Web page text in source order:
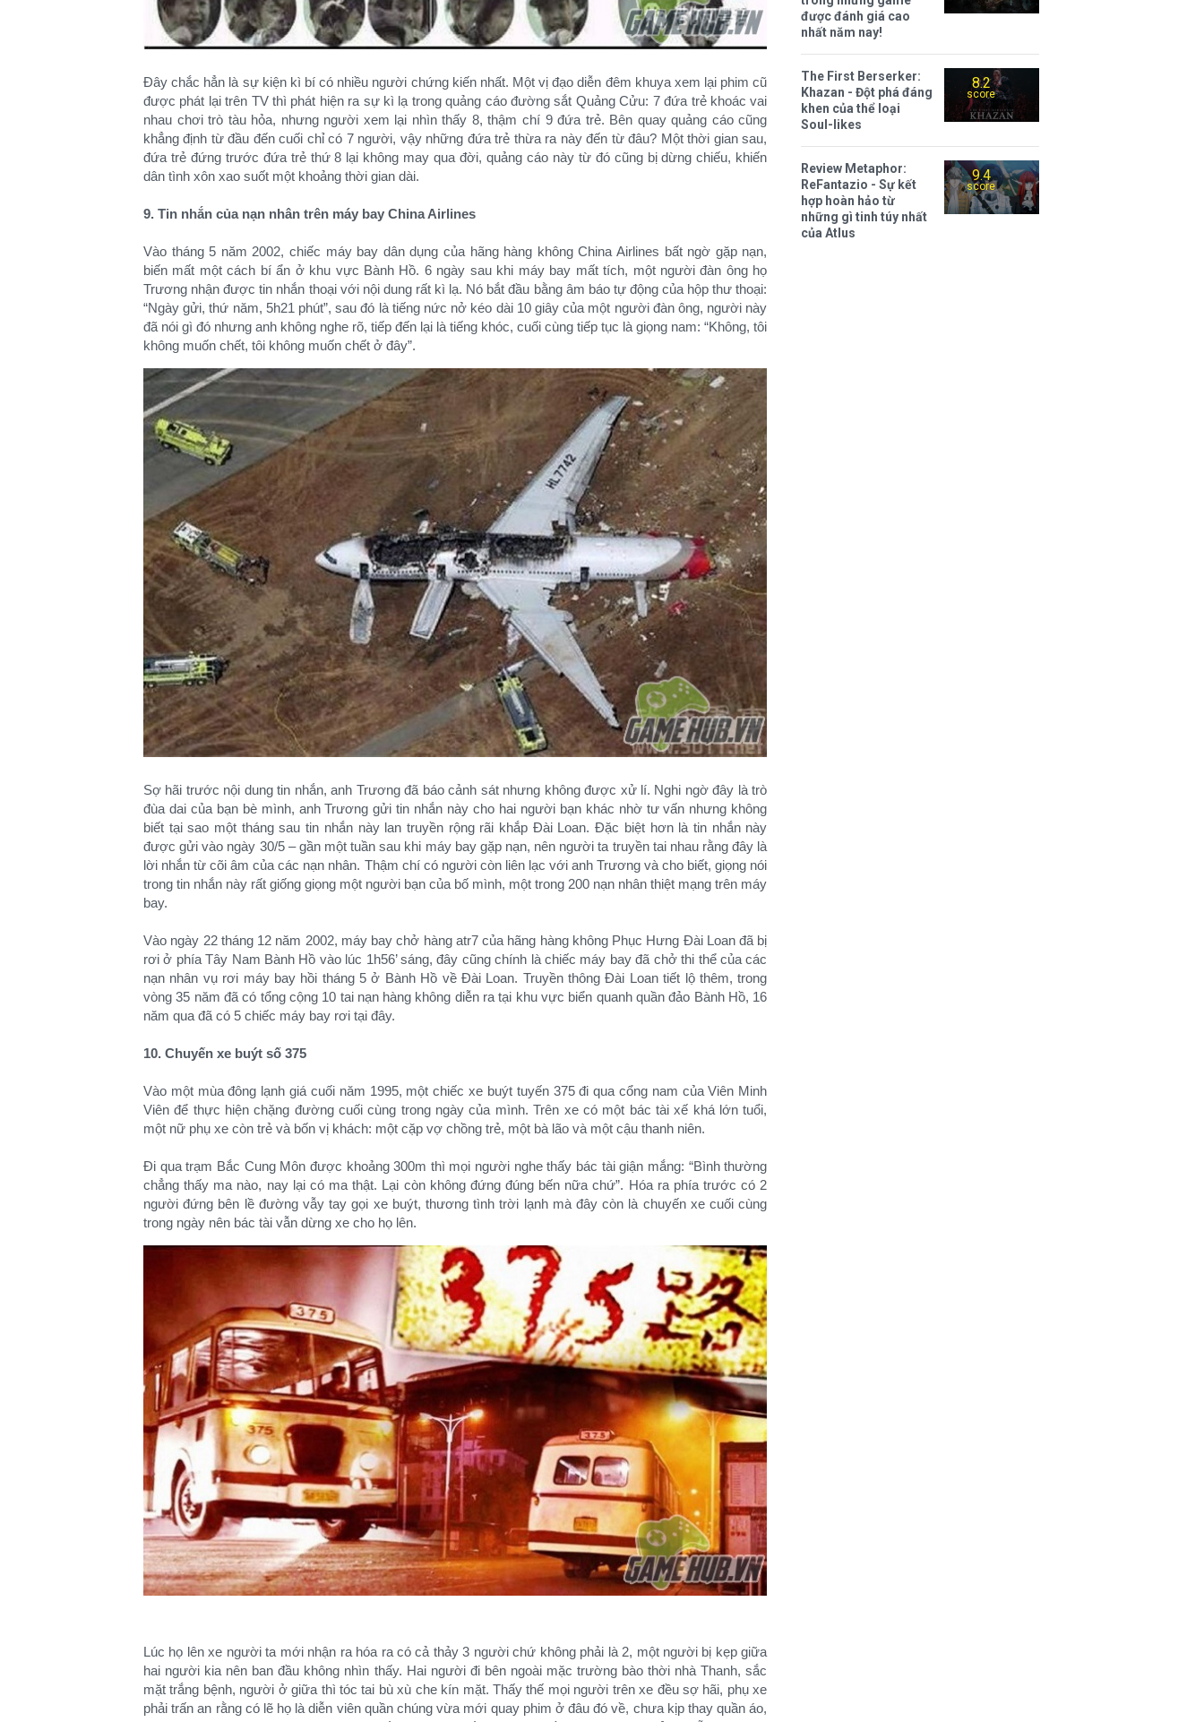
Đây chắc hẳn là sự kiện kì bí có nhiều người chứng kiến nhất. Một vị đạo diễn đêm khuya xem lại phim cũ
được phát lại trên TV thì phát hiện ra sự kì lạ trong quảng cáo đường sắt Quảng Cửu: 7 đứa trẻ khoác vai
nhau chơi trò tàu hỏa, nhưng người xem lại nhìn thấy 8, thậm chí 9 đứa trẻ. Bên quay quảng cáo cũng
khẳng định từ đầu đến cuối chỉ có 7 người, vậy những đứa trẻ thừa ra này đến từ đâu? Một thời gian sau,
đứa trẻ đứng trước đứa trẻ thứ 8 lại không may qua đời, quảng cáo này từ đó cũng bị dừng chiếu, khiến
dân tình xôn xao suốt một khoảng thời gian dài.
9. Tin nhắn của nạn nhân trên máy bay China Airlines
Vào tháng 5 năm 2002, chiếc máy bay dân dụng của hãng hàng không China Airlines bất ngờ gặp nạn,
biến mất một cách bí ẩn ở khu vực Bành Hồ. 6 ngày sau khi máy bay mất tích, một người đàn ông họ
Trương nhận được tin nhắn thoại với nội dung rất kì lạ. Nó bắt đầu bằng âm báo tự động của hộp thư thoại:
“Ngày gửi, thứ năm, 5h21 phút”, sau đó là tiếng nức nở kéo dài 10 giây của một người đàn ông, người này
đã nói gì đó nhưng anh không nghe rõ, tiếp đến lại là tiếng khóc, cuối cùng tiếp tục là giọng nam: “Không, tôi
không muốn chết, tôi không muốn chết ở đây”.​
Sợ hãi trước nội dung tin nhắn, anh Trương đã báo cảnh sát nhưng không được xử lí. Nghi ngờ đây là trò
đùa dai của bạn bè mình, anh Trương gửi tin nhắn này cho hai người bạn khác nhờ tư vấn nhưng không
biết tại sao một tháng sau tin nhắn này lan truyền rộng rãi khắp Đài Loan. Đặc biệt hơn là tin nhắn này
được gửi vào ngày 30/5 – gần một tuần sau khi máy bay gặp nạn, nên người ta truyền tai nhau rằng đây là
lời nhắn từ cõi âm của các nạn nhân. Thậm chí có người còn liên lạc với anh Trương và cho biết, giọng nói
trong tin nhắn này rất giống giọng một người bạn của bố mình, một trong 200 nạn nhân thiệt mạng trên máy
bay.
Vào ngày 22 tháng 12 năm 2002, máy bay chở hàng atr7 của hãng hàng không Phục Hưng Đài Loan đã bị
rơi ở phía Tây Nam Bành Hồ vào lúc 1h56’ sáng, đây cũng chính là chiếc máy bay đã chở thi thể của các
nạn nhân vụ rơi máy bay hồi tháng 5 ở Bành Hồ về Đài Loan. Truyền thông Đài Loan tiết lộ thêm, trong
vòng 35 năm đã có tổng cộng 10 tai nạn hàng không diễn ra tại khu vực biển quanh quần đảo Bành Hồ, 16
năm qua đã có 5 chiếc máy bay rơi tại đây.
10. Chuyến xe buýt số 375
Vào một mùa đông lạnh giá cuối năm 1995, một chiếc xe buýt tuyến 375 đi qua cổng nam của Viên Minh
Viên để thực hiện chặng đường cuối cùng trong ngày của mình. Trên xe có một bác tài xế khá lớn tuổi,
một nữ phụ xe còn trẻ và bốn vị khách: một cặp vợ chồng trẻ, một bà lão và một cậu thanh niên.
Đi qua trạm Bắc Cung Môn được khoảng 300m thì mọi người nghe thấy bác tài giận mắng: “Bình thường
chẳng thấy ma nào, nay lại có ma thật. Lại còn không đứng đúng bến nữa chứ”. Hóa ra phía trước có 2
người đứng bên lề đường vẫy tay gọi xe buýt, thương tình trời lạnh mà đây còn là chuyến xe cuối cùng
trong ngày nên bác tài vẫn dừng xe cho họ lên.​
Lúc họ lên xe người ta mới nhận ra hóa ra có cả thảy 3 người chứ không phải là 2, một người bị kẹp giữa
hai người kia nên ban đầu không nhìn thấy. Hai người đi bên ngoài mặc trường bào thời nhà Thanh, sắc
mặt trắng bệnh, người ở giữa thì tóc tai bù xù che kín mặt. Thấy thế mọi người trên xe đều sợ hãi, phụ xe
phải trấn an rằng có lẽ họ là diễn viên quần chúng vừa mới quay phim ở đâu đó về, chưa kịp thay quần áo,
được đánh giá cao
nhất năm nay!
8.2
score
The First Berserker:
Khazan - Đột phá đáng
khen của thể loại
Soul-likes
9.4
score
Review Metaphor:
ReFantazio - Sự kết
hợp hoàn hảo từ
những gì tinh túy nhất
của Atlus